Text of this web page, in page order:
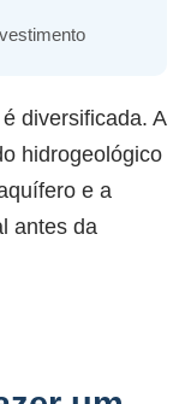
diversificada. A
hidrogeológico
e a
antes da